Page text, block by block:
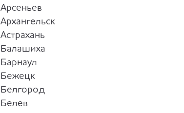
Арсеньев
Архангельск
Астрахань
Балашиха
Барнаул
Бежецк
Белгород
Белев